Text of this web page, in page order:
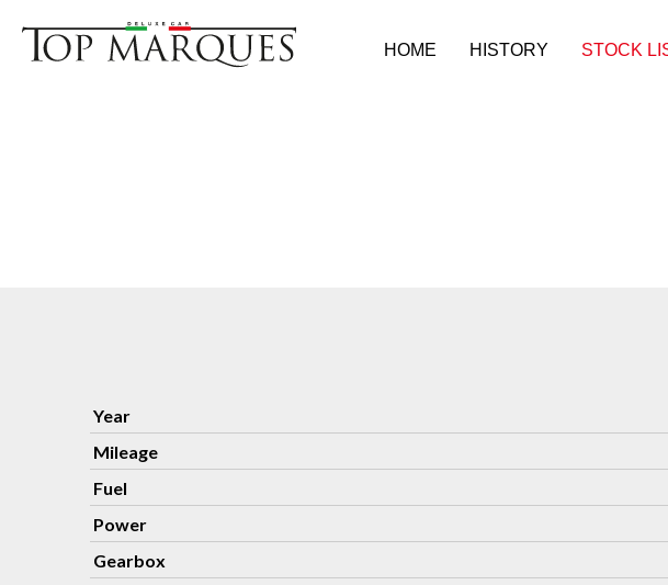
HOME HISTORY STOCK
Year
Mileage
Fuel
Power
Gearbox